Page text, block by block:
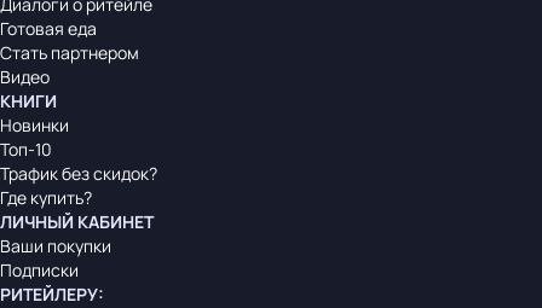
Диалоги о ритейле
Готовая еда
Стать партнером
Видео
КНИГИ
Новинки
Топ-10
Трафик без скидок?
Где купить?
ЛИЧНЫЙ КАБИНЕТ
Ваши покупки
Подписки
РИТЕЙЛЕРУ: